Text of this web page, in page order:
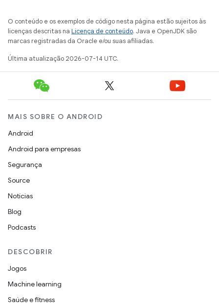
O conteúdo e os exemplos de código nesta página estão sujeitos às
licenças descritas na Licença de conteúdo. Java e OpenJDK são
marcas registradas da Oracle e/ou suas afiliadas.
Última atualização 2026-07-14 UTC.
MAIS SOBRE O ANDROID
Android
Android para empresas
Segurança
Source
Notícias
Blog
Podcasts
DESCOBRIR
Jogos
Machine learning
Saúde e fitness